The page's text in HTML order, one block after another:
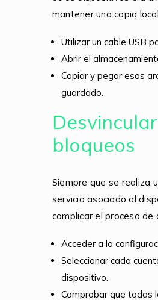
mantener una copia
Utilizar un cable USB
Abrir el
Copiar y pegar esos
guardado.
bloqueos
Siempre que se realiza
servicio asociado al
complicar el proceso de
Acceder a la
Seleccionar cada
dispositivo.
Comprobar que todas